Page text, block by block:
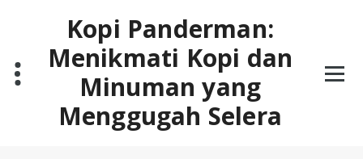
Kopi Panderman:
Menikmati Kopi dan
Minuman yang
Menggugah Selera